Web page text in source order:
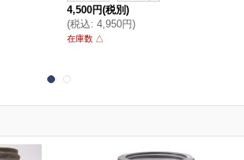
4,500円(税別)
(税込: 4,950円)
在庫数 △